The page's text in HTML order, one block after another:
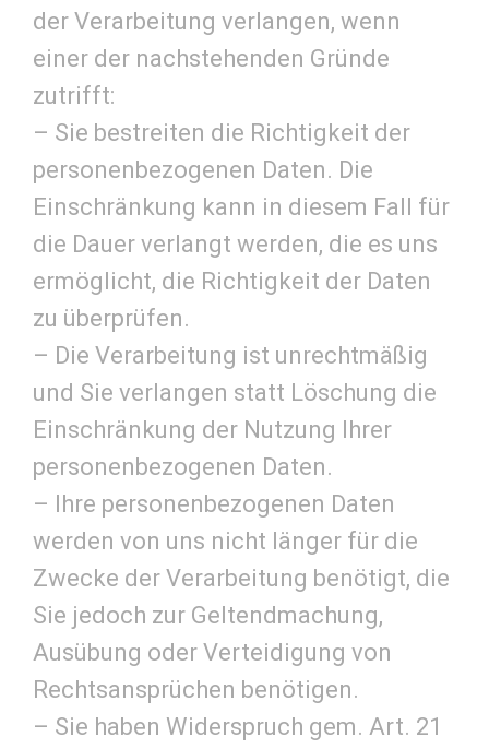
der Verarbeitung verlangen, wenn
einer der nachstehenden Gründe
zutrifft:
– Sie bestreiten die Richtigkeit der
personenbezogenen Daten. Die
Einschränkung kann in diesem Fall für
die Dauer verlangt werden, die es uns
ermöglicht, die Richtigkeit der Daten
zu überprüfen.
– Die Verarbeitung ist unrechtmäßig
und Sie verlangen statt Löschung die
Einschränkung der Nutzung Ihrer
personenbezogenen Daten.
– Ihre personenbezogenen Daten
werden von uns nicht länger für die
Zwecke der Verarbeitung benötigt, die
Sie jedoch zur Geltendmachung,
Ausübung oder Verteidigung von
Rechtsansprüchen benötigen.
– Sie haben Widerspruch gem. Art. 21